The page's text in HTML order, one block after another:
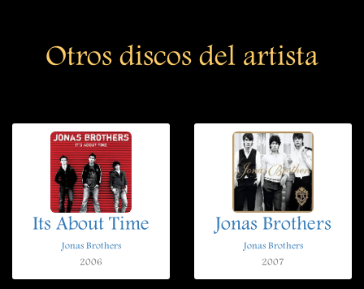
Otros discos del artista
Its About Time
Jonas Brothers
2006
Jonas Brothers
Jonas Brothers
2007